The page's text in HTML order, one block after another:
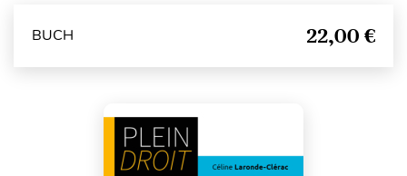
BUCH 22,00 €